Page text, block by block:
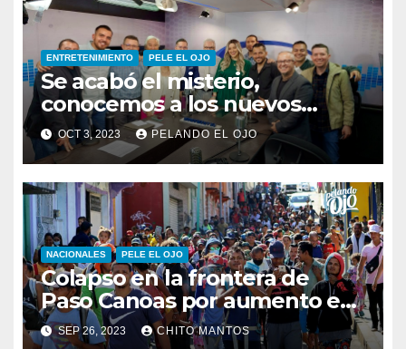
ENTRETENIMIENTO PELE EL OJO
Se acabó el misterio,
conocemos a los nuevos
integrantes de Pelando el Ojo
OCT 3, 2023 PELANDO EL OJO
NACIONALES PELE EL OJO
Colapso en la frontera de
Paso Canoas por aumento en
la llegada de migrantes
SEP 26, 2023 CHITO MANTOS